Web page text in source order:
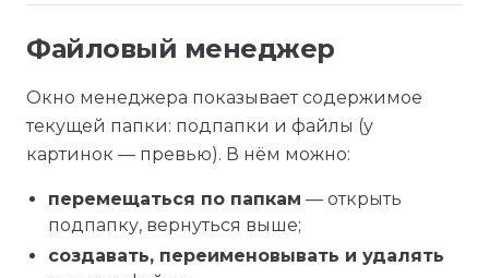
Файловый менеджер
Окно менеджера показывает содержимое
текущей папки: подпапки и файлы (у
картинок — превью). В нём можно:
перемещаться по папкам — открыть
подпапку, вернуться выше;
создавать, переименовывать и удалять